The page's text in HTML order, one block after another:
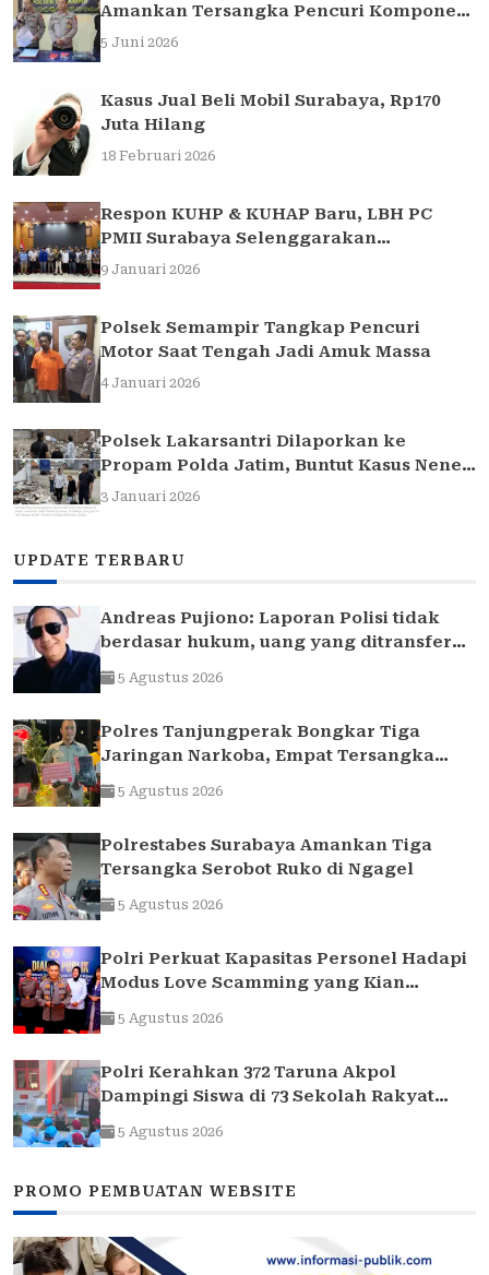
Amankan Tersangka Pencuri Komponen
Traffic Light di Surabaya
5 Juni 2026
Kasus Jual Beli Mobil Surabaya, Rp170
Juta Hilang
18 Februari 2026
Respon KUHP & KUHAP Baru, LBH PC
PMII Surabaya Selenggarakan
Sarasehan Hukum
9 Januari 2026
Polsek Semampir Tangkap Pencuri
Motor Saat Tengah Jadi Amuk Massa
4 Januari 2026
Polsek Lakarsantri Dilaporkan ke
Propam Polda Jatim, Buntut Kasus Nenek
Elina
3 Januari 2026
UPDATE TERBARU
Andreas Pujiono: Laporan Polisi tidak
berdasar hukum, uang yang ditransfer
ke rekening realitanya tidak sampai 1,7
Milliar
5 Agustus 2026
Polres Tanjungperak Bongkar Tiga
Jaringan Narkoba, Empat Tersangka
Pengedar Diamankan
5 Agustus 2026
Polrestabes Surabaya Amankan Tiga
Tersangka Serobot Ruko di Ngagel
5 Agustus 2026
Polri Perkuat Kapasitas Personel Hadapi
Modus Love Scamming yang Kian
Kompleks
5 Agustus 2026
Polri Kerahkan 372 Taruna Akpol
Dampingi Siswa di 73 Sekolah Rakyat
Bersama Taruna Akademi TNI
5 Agustus 2026
PROMO PEMBUATAN WEBSITE